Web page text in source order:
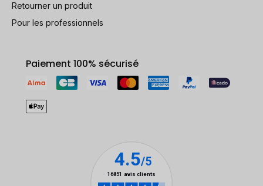
Retourner un produit
Pour les professionnels
Paiement 100% sécurisé